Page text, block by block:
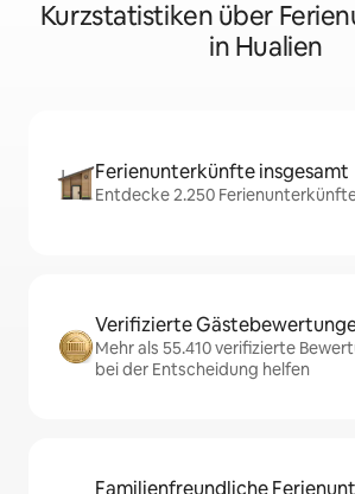
Kurzstatistiken über
in Hualien
Ferienunterkünfte insgesamt
Entdecke 2.250
Verifizierte
Mehr als 55.410 verifizierte
bei der Entscheidung helfen
Familienfreundliche